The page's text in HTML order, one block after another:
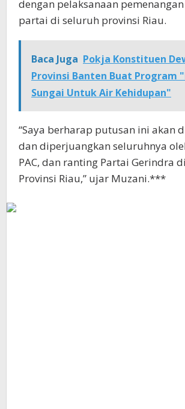
dengan pelaksanaan
partai di seluruh provinsi Riau.
Baca Juga Pokja Konstituen
Provinsi Banten Buat Program
Sungai Untuk Air Kehidupan"
“Saya berharap putusan ini akan
dan diperjuangkan seluruhnya
PAC, dan ranting Partai Gerindra
Provinsi Riau,” ujar Muzani.***